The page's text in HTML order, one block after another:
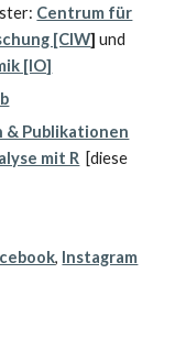
Centrum für
[CIW]und
[IO]
Publikationen
mit R [diese
, Instagram